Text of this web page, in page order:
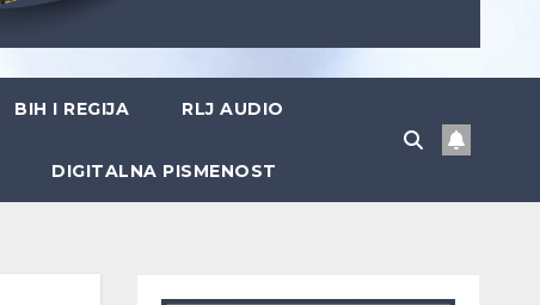
BIH I REGIJA RLJ AUDIO
DIGITALNA PISMENOST